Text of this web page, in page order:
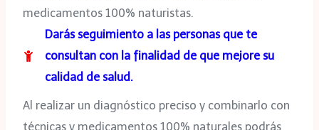
medicamentos 100% naturistas.
Darás seguimiento a las personas que te
consultan con la finalidad de que mejore su
calidad de salud.
Al realizar un diagnóstico preciso y combinarlo con
técnicas y medicamentos 100% naturales podrás